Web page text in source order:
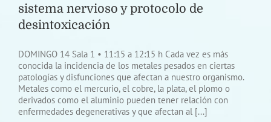
sistema nervioso y protocolo de
desintoxicación
DOMINGO 14 Sala 1 • 11:15 a 12:15 h Cada vez es más
conocida la incidencia de los metales pesados en ciertas
patologías y disfunciones que afectan a nuestro organismo.
Metales como el mercurio, el cobre, la plata, el plomo o
derivados como el aluminio pueden tener relación con
enfermedades degenerativas y que afectan al [...]